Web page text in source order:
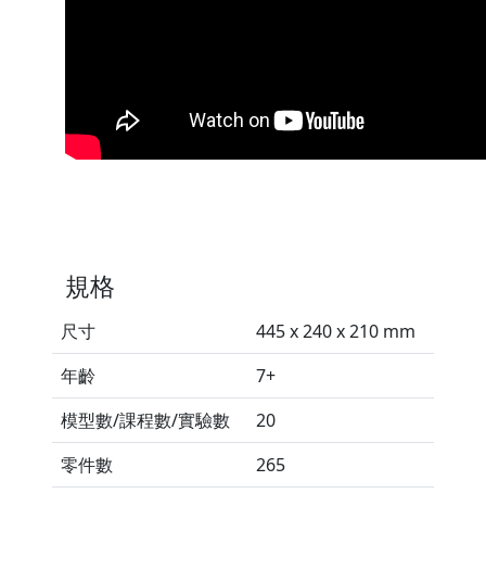
規格
尺寸
445 x 240 x 210 mm
年齡
7+
模型數/課程數/實驗數
20
零件數
265